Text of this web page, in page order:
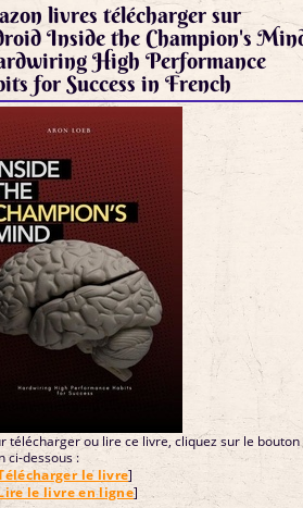
livres télécharger sur
Inside the Champion's
High Performance
Habits for Success in French
télécharger ou lire ce livre, cliquez sur le bouton
ci-dessous :
le livre]
le livre en ligne]